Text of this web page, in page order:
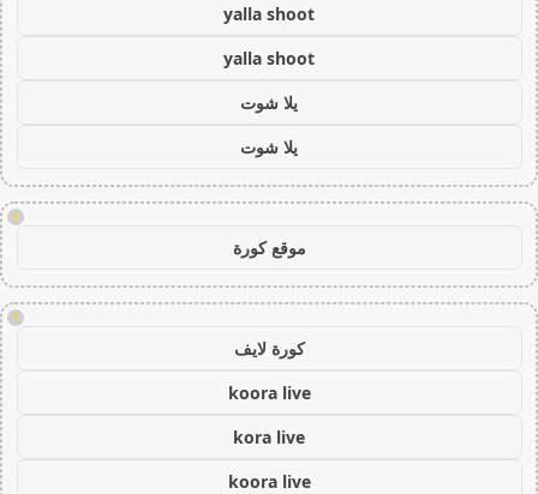
yalla shoot
yalla shoot
يلا شوت
يلا شوت
!
موقع كورة
!
كورة لايف
koora live
kora live
koora live